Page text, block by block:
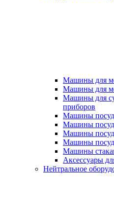
Машины для
Машины для
Машины для
приборов
Машины
Машины
Машины
Машины
Машины
Аксессуары
Нейтральное